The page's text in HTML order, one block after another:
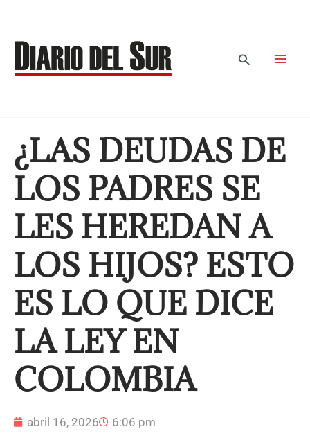
contenido
Buscar
¿LAS DEUDAS DE
LOS PADRES SE
LES HEREDAN A
LOS HIJOS? ESTO
ES LO QUE DICE
LA LEY EN
COLOMBIA
abril 16, 2026 6:06 pm